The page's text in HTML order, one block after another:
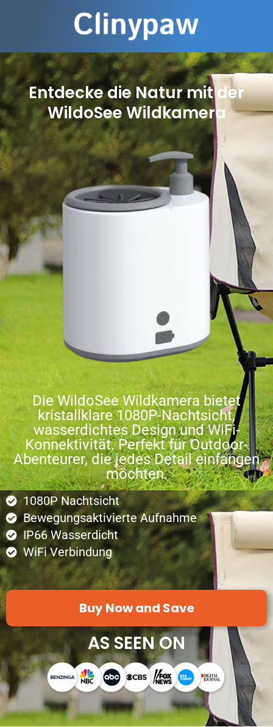
Entdecke die Natur mit der
WildoSee Wildkamera
Die WildoSee Wildkamera bietet
kristallklare 1080P-Nachtsicht,
wasserdichtes Design und WiFi-
Konnektivität. Perfekt für Outdoor-
Abenteurer, die jedes Detail einfangen
möchten.
1080P Nachtsicht
Bewegungsaktivierte Aufnahme
IP66 Wasserdicht
WiFi Verbindung
Buy Now and Save
AS SEEN ON